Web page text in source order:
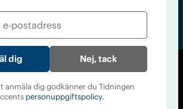
Personuppgiftspolicy
Nej, tack
anmäla dig godkänner du Tidningen
personuppgiftspolicy.